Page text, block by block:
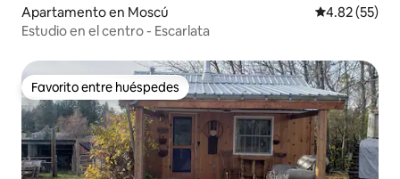
Apartamento en Moscú Calificación
4.82 (55)
Estudio en el centro - Escarlata
Favorito entre huéspedes
Favorito entre huéspedes